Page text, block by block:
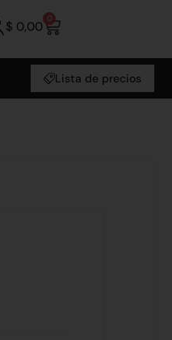
$ 0,00 0
Lista de precios